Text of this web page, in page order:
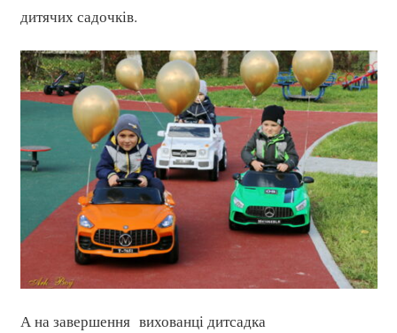
дитячих садочків.
А на завершення вихованці дитсадка